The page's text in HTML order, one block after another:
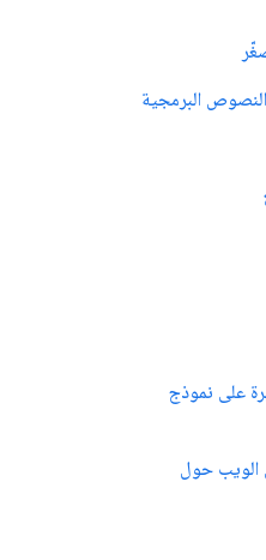
البرمجية
على نموذج
الويب حول